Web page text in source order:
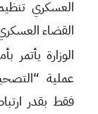
العسكري
القضاء
الوزارة يأتمر
عملية
فقط بقدر